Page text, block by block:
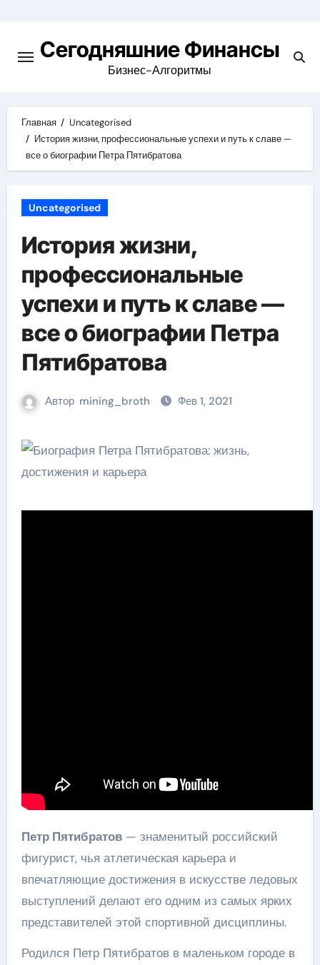
содержимомуСегодняшние Финансы
Бизнес-Алгоритмы
Главная
Uncategorised
История жизни, профессиональные успехи и путь к славе —
все о биографии Петра Пятибратова
Uncategorised
История жизни,
профессиональные
успехи и путь к славе —
все о биографии Петра
Пятибратова
Автор mining_broth Фев 1, 2021
Петр Пятибратов— знаменитый российский
фигурист, чья атлетическая карьера и
впечатляющие достижения в искусстве ледовых
выступлений делают его одним из самых ярких
представителей этой спортивной дисциплины.
Родился Петр Пятибратов в маленьком городе в